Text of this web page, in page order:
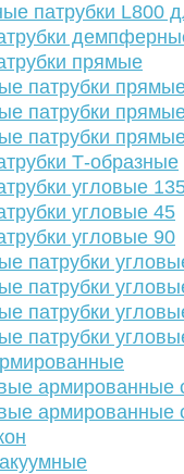
патрубки L800
прямые
патрубки
патрубки
патрубки
Т-образные
угловые
угловые 45
угловые 90
патрубки
патрубки
патрубки
патрубки
армированные
армированные